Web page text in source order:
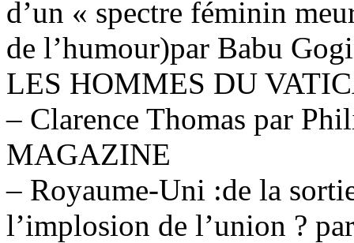
d’un « spectre féminin
de l’humour)par Babu
LES HOMMES DU
– Clarence Thomas par
MAGAZINE
– Royaume-Uni :de la
l’implosion de l’union ?